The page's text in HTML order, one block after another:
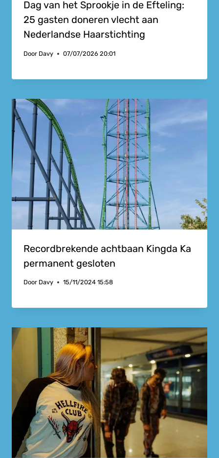
Dag van het Sprookje in de Efteling:
25 gasten doneren vlecht aan
Nederlandse Haarstichting
Door Davy 07/07/2026 20:01
Recordbrekende achtbaan Kingda Ka
permanent gesloten
Door Davy 15/11/2024 15:58